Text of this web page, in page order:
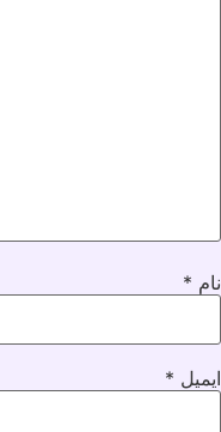
نام *
ایمیل *